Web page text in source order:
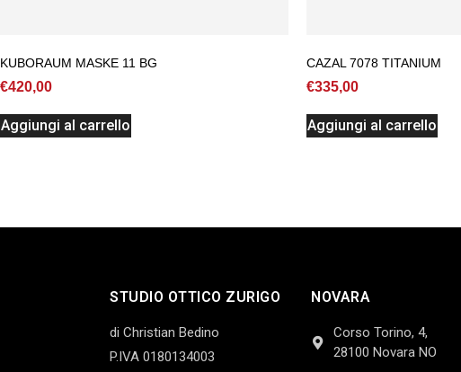
KUBORAUM MASKE 11 BG
€420,00
Aggiungi al carrello
CAZAL 7078 TITANIUM
€335,00
Aggiungi al carrello
STUDIO OTTICO ZURIGO
di Christian Bedino
P.IVA 0180134003
NOVARA
Corso Torino, 4,
28100 Novara NO